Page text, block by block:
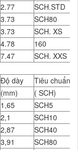
2.77
SCH.STD
3.73
SCH80
3.73
SCH. XS
4.78
160
7.47
SCH. XXS
Độ dày
Tiêu chuẩn
(mm)
( SCH)
1,65
SCH5
2,1
SCH10
2,87
SCH40
3,91
SCH80